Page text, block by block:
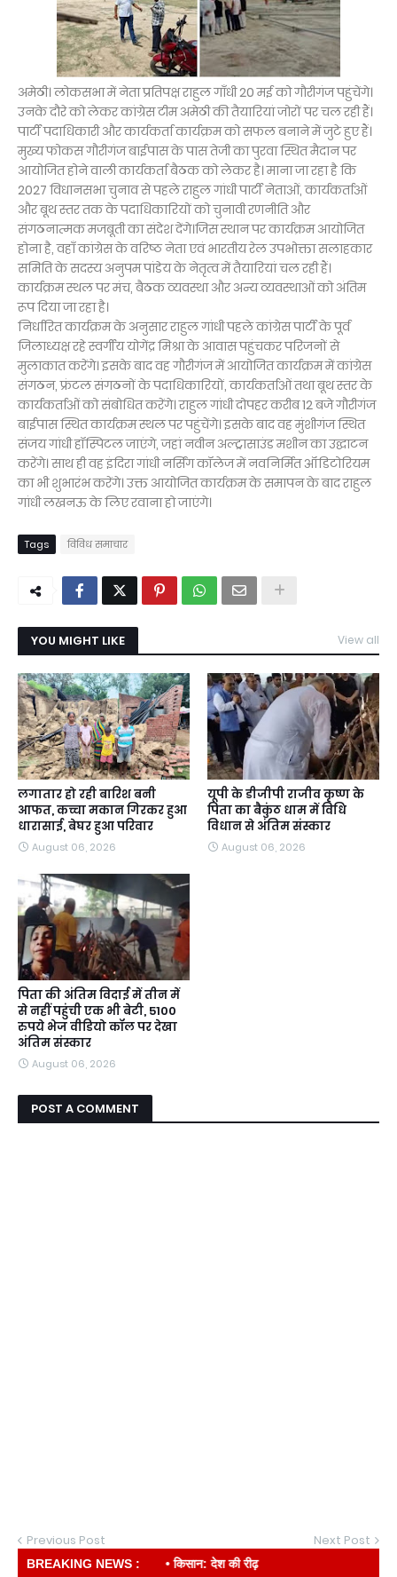
अमेठी। लोकसभा में नेता प्रतिपक्ष राहुल गाँधी 20 मई को गौरीगंज पहुंचेंगे।
उनके दौरे को लेकर कांग्रेस टीम अमेठी की तैयारियां जोरों पर चल रही हैं।
पार्टी पदाधिकारी और कार्यकर्ता कार्यक्रम को सफल बनाने में जुटे हुए हैं।
मुख्य फोकस गौरीगंज बाईपास के पास तेजी का पुरवा स्थित मैदान पर
आयोजित होने वाली कार्यकर्ता बैठक को लेकर है। माना जा रहा है कि
2027 विधानसभा चुनाव से पहले राहुल गांधी पार्टी नेताओं, कार्यकर्ताओं
और बूथ स्तर तक के पदाधिकारियों को चुनावी रणनीति और
संगठनात्मक मजबूती का संदेश देंगे।जिस स्थान पर कार्यक्रम आयोजित
होना है, वहाँ कांग्रेस के वरिष्ठ नेता एवं भारतीय रेल उपभोक्ता सलाहकार
समिति के सदस्य अनुपम पांडेय के नेतृत्व में तैयारियां चल रही हैं।
कार्यक्रम स्थल पर मंच, बैठक व्यवस्था और अन्य व्यवस्थाओं को अंतिम
रूप दिया जा रहा है।
निर्धारित कार्यक्रम के अनुसार राहुल गांधी पहले कांग्रेस पार्टी के पूर्व
जिलाध्यक्ष रहे स्वर्गीय योगेंद्र मिश्रा के आवास पहुंचकर परिजनों से
मुलाकात करेंगे। इसके बाद वह गौरीगंज में आयोजित कार्यक्रम में कांग्रेस
संगठन, फ्रंटल संगठनों के पदाधिकारियों, कार्यकर्ताओं तथा बूथ स्तर के
कार्यकर्ताओं को संबोधित करेंगे। राहुल गांधी दोपहर करीब 12 बजे गौरीगंज
बाईपास स्थित कार्यक्रम स्थल पर पहुंचेंगे। इसके बाद वह मुंशीगंज स्थित
संजय गांधी हॉस्पिटल जाएंगे, जहां नवीन अल्ट्रासाउंड मशीन का उद्घाटन
करेंगे। साथ ही वह इंदिरा गांधी नर्सिंग कॉलेज में नवनिर्मित ऑडिटोरियम
का भी शुभारंभ करेंगे। उक्त आयोजित कार्यक्रम के समापन के बाद राहुल
गांधी लखनऊ के लिए रवाना हो जाएंगे।
Tags विविध समाचार
YOU MIGHT LIKE View all
लगातार हो रही बारिश बनी
आफत, कच्चा मकान गिरकर हुआ
धारासाई, बेघर हुआ परिवार
August 06, 2026
यूपी के डीजीपी राजीव कृष्ण के
पिता का बैकुंठ धाम में विधि
विधान से अंतिम संस्कार
August 06, 2026
पिता की अंतिम विदाई में तीन में
से नहीं पहुंची एक भी बेटी, 5100
रुपये भेज वीडियो कॉल पर देखा
अंतिम संस्कार
August 06, 2026
POST A COMMENT
Previous Post Next Post
BREAKING NEWS : • किसान: देश की रीढ़